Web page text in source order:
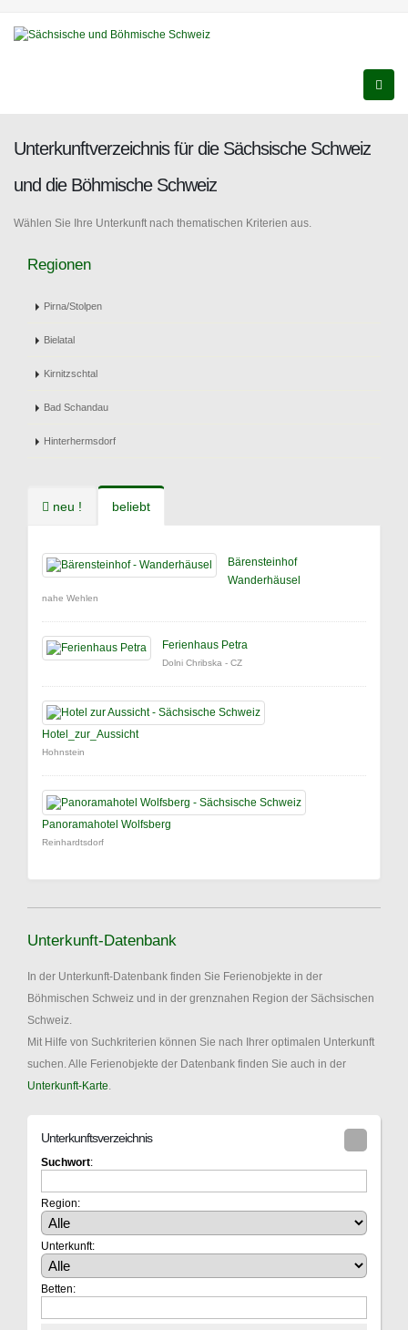
Unterkunftverzeichnis für die Sächsische Schweiz
und die Böhmische Schweiz
Wählen Sie Ihre Unterkunft nach thematischen Kriterien aus.
Regionen
Pirna/Stolpen
Bielatal
Kirnitzschtal
Bad Schandau
Hinterhermsdorf
neu ! beliebt
Bärensteinhof
Wanderhäusel
nahe Wehlen
Ferienhaus Petra
Dolni Chribska - CZ
Hotel_zur_Aussicht
Hohnstein
Panoramahotel Wolfsberg
Reinhardtsdorf
Unterkunft-Datenbank
In der Unterkunft-Datenbank finden Sie Ferienobjekte in der
Böhmischen Schweiz und in der grenznahen Region der Sächsischen
Schweiz.
Mit Hilfe von Suchkriterien können Sie nach Ihrer optimalen Unterkunft
suchen. Alle Ferienobjekte der Datenbank finden Sie auch in der
Unterkunft-Karte
Unterkunftsverzeichnis
Suchwort:
Region:
Unterkunft:
Betten: